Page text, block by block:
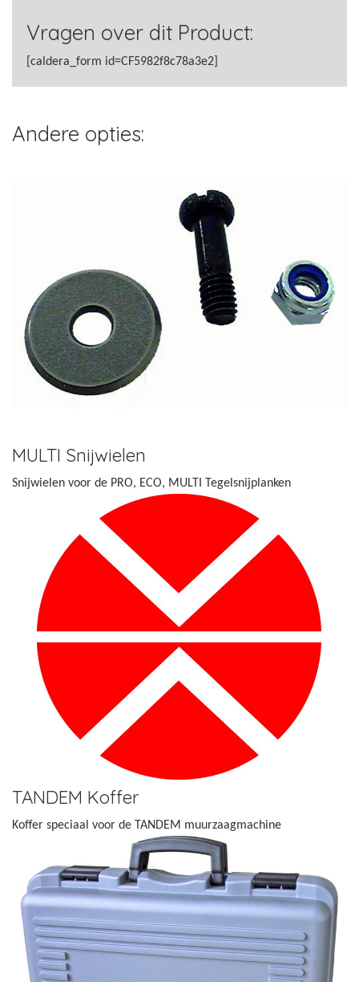
Vragen over dit Product:
[caldera_form id=CF5982f8c78a3e2]
Andere opties:
MULTI Snijwielen
Snijwielen voor de PRO, ECO, MULTI Tegelsnijplanken
TANDEM Koffer
Koffer speciaal voor de TANDEM muurzaagmachine